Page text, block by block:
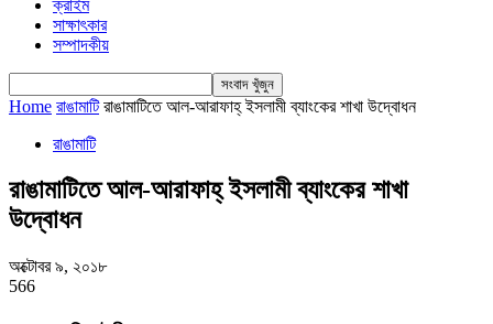
ক্রাইম
সাক্ষাৎকার
সম্পাদকীয়
Home রাঙামাটি রাঙামাটিতে আল-আরাফাহ্ ইসলামী ব্যাংকের শাখা উদ্বোধন
রাঙামাটি
রাঙামাটিতে আল-আরাফাহ্ ইসলামী ব্যাংকের শাখা
উদ্বোধন
অক্টোবর ৯, ২০১৮
566